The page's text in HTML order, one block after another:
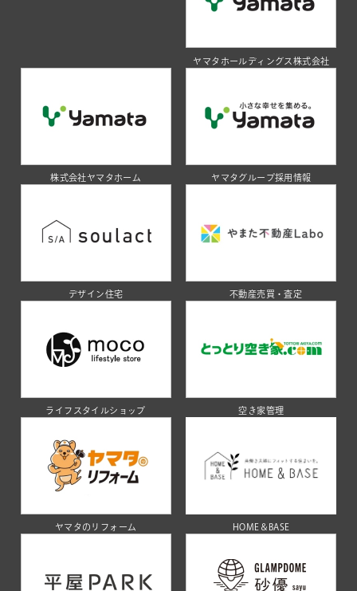
ヤマタホールディングス株式会社
株式会社ヤマタホーム ヤマタグループ採用情報
デザイン住宅 不動産売買・査定
ライフスタイルショップ 空き家管理
ヤマタのリフォーム HOME＆BASE